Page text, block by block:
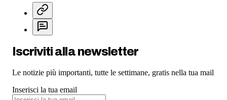
Iscriviti alla newsletter
Le notizie più importanti, tutte le settimane, gratis nella tua mail
Inserisci la tua email